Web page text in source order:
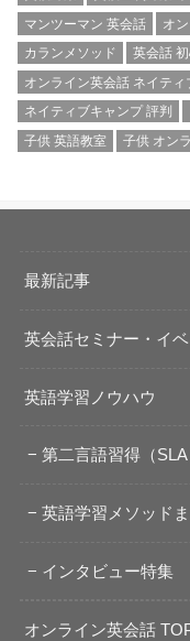
マンツーマン 英会話
オ
カランメソッド
英会話
オンライン英会話 ネイティ
ネイティブキャンプ 評判
子供 英語教室
子供 オン
最新記事
英会話セミナー・イベ
英語学習ノウハウ
第二言語習得（SLA
英語学習メソッド
インタビュー特集
オンライン英会話